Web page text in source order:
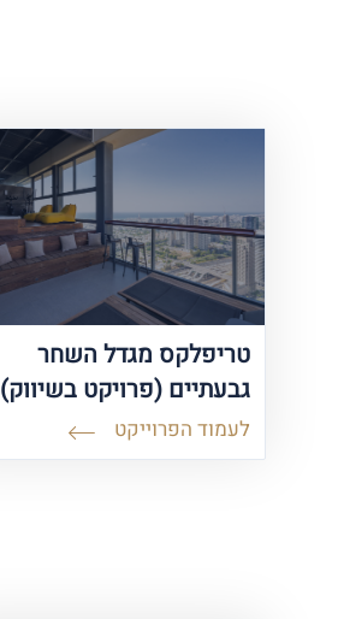
טריפלקס מגדל השחר
גבעתיים (פרויקט בשיווק)
לעמוד הפרוייקט